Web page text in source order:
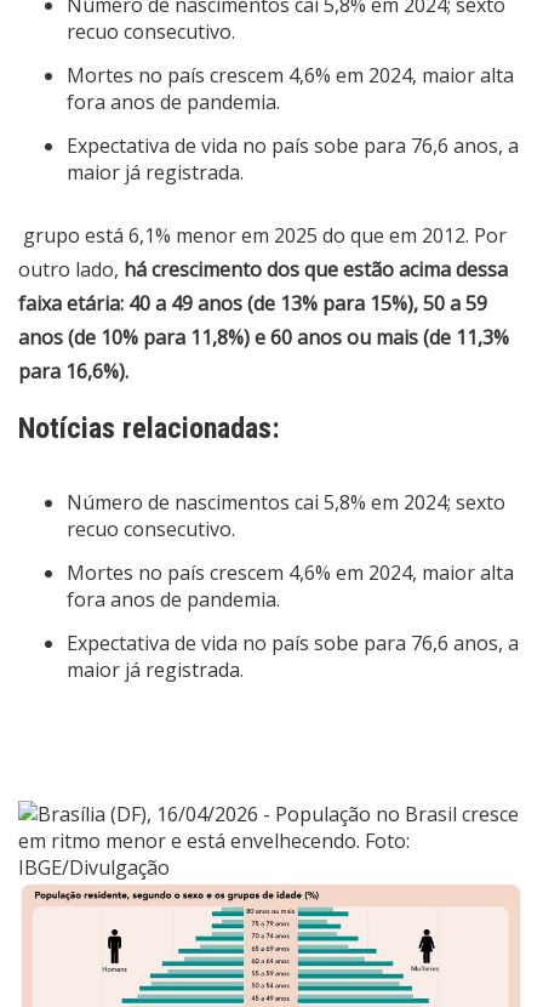
recuo consecutivo.
Mortes no país crescem 4,6% em 2024, maior alta
fora anos de pandemia.
Expectativa de vida no país sobe para 76,6 anos, a
maior já registrada.
grupo está 6,1% menor em 2025 do que em 2012. Por
outro lado, há crescimento dos que estão acima dessa
faixa etária: 40 a 49 anos (de 13% para 15%), 50 a 59
anos (de 10% para 11,8%) e 60 anos ou mais (de 11,3%
para 16,6%).
Notícias relacionadas:
Número de nascimentos cai 5,8% em 2024; sexto
recuo consecutivo.
Mortes no país crescem 4,6% em 2024, maior alta
fora anos de pandemia.
Expectativa de vida no país sobe para 76,6 anos, a
maior já registrada.